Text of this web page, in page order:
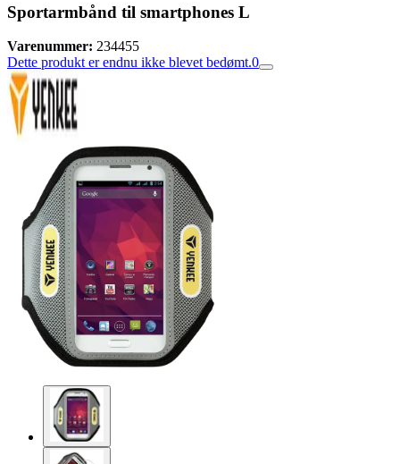
Sportarmbånd til smartphones L
Varenummer: 234455
Dette produkt er endnu ikke blevet bedømt.0